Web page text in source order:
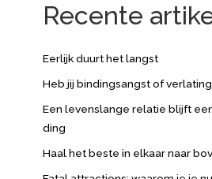
Recente
Eerlijk duurt het langst
Heb jij bindingsangst of
Een levenslange relatie blijft
ding
Haal het beste in elkaar naar